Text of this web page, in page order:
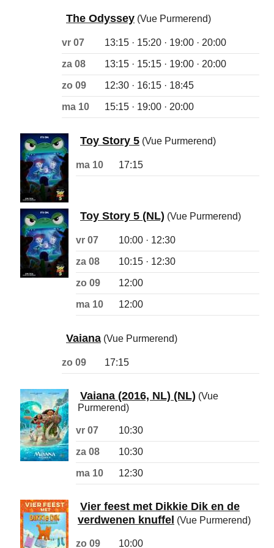
The Odyssey (Vue Purmerend)
vr 07 13:15 · 15:20 · 19:00 · 20:00
za 08 13:15 · 15:15 · 19:00 · 20:00
zo 09 12:30 · 16:15 · 18:45
ma 10 15:15 · 19:00 · 20:00
Toy Story 5 (Vue Purmerend)
ma 10 17:15
Toy Story 5 (NL) (Vue Purmerend)
vr 07 10:00 · 12:30
za 08 10:15 · 12:30
zo 09 12:00
ma 10 12:00
Vaiana (Vue Purmerend)
zo 09 17:15
Vaiana (2016, NL) (NL) (Vue
Purmerend)
vr 07 10:30
za 08 10:30
ma 10 12:30
Vier feest met Dikkie Dik en de
verdwenen knuffel (Vue Purmerend)
zo 09 10:00